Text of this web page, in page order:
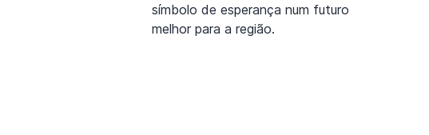
símbolo de esperança num futuro
melhor para a região.